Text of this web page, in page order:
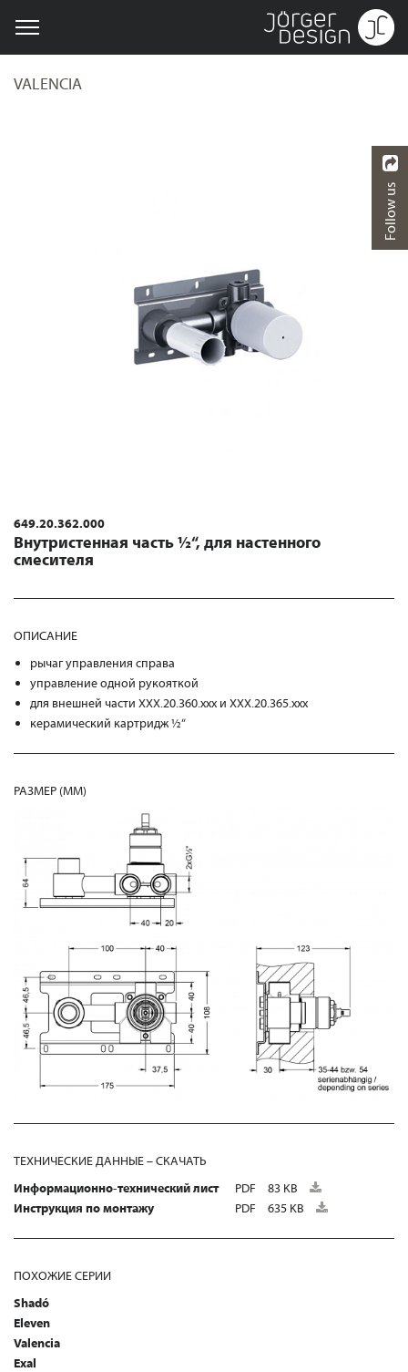
VALENCIA
649.20.362.000
Внутристенная часть ½“, для настенного
смесителя
ОПИСАНИЕ
рычаг управления справа
управление одной рукояткой
для внешней части XXX.20.360.xxx и XXX.20.365.xxx
керамический картридж ½“
РАЗМЕР (MM)
ТЕХНИЧЕСКИЕ ДАННЫЕ – СКАЧАТЬ
Информационно-технический лист
PDF
83 KB
Инструкция по монтажу
PDF 635 KB
ПОХОЖИЕ СЕРИИ
Shadó
Eleven
Valencia
Exal
Follow us